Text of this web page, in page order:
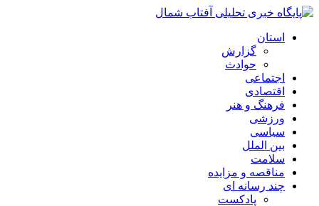
استان
گزارش
حوادث
اجتماعی
اقتصادی
فرهنگ و هنر
ورزشی
سیاسی
بین الملل
سلامت
مناقصه و مزایده
چند رسانه ای
پادکست